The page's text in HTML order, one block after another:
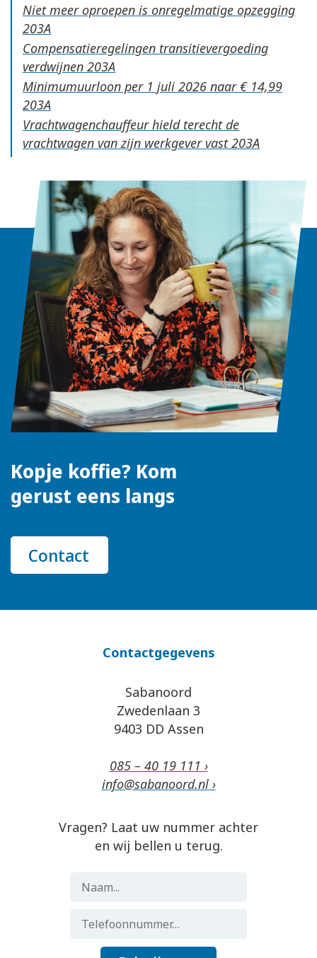
Niet meer oproepen is onregelmatige opzegging
Compensatieregelingen transitievergoeding
verdwijnen
Minimumuurloon per 1 juli 2026 naar € 14,99
Vrachtwagenchauffeur hield terecht de
vrachtwagen van zijn werkgever vast
Kopje koffie? Kom
gerust eens langs
Contact
Contactgegevens
Sabanoord
Zwedenlaan 3
9403 DD Assen
085 – 40 19 111 ›
info@sabanoord.nl ›
Vragen? Laat uw nummer achter
en wij bellen u terug.